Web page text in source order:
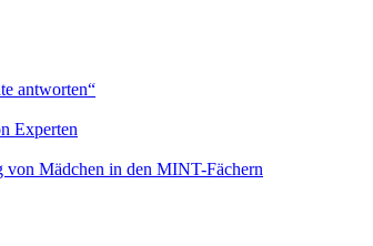
antworten“
Experten
von Mädchen in den MINT-Fächern